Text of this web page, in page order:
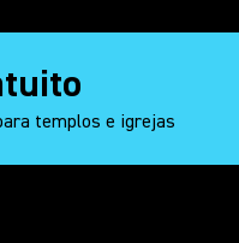
templos e igrejas